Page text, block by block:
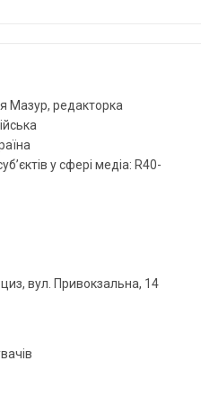
Мазур, редакторка
у сфері медіа: R40-
вул. Привокзальна, 14